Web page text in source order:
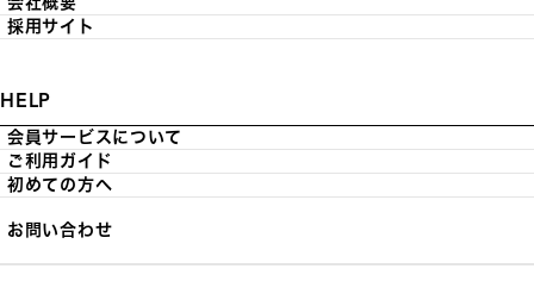
採用サイト
HELP
会員サービスについて
ご利用ガイド
初めての方へ
お問い合わせ